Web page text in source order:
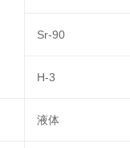
Sr-90
H-3
液体